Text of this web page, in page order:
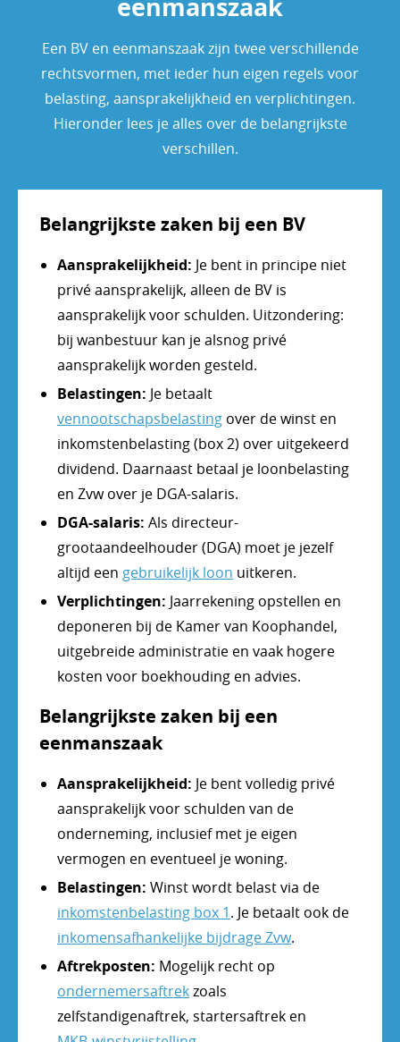
eenmanszaak
Een BV en eenmanszaak zijn twee verschillende
rechtsvormen, met ieder hun eigen regels voor
belasting, aansprakelijkheid en verplichtingen.
Hieronder lees je alles over de belangrijkste
verschillen.
Belangrijkste zaken bij een BV
Aansprakelijkheid: Je bent in principe niet
privé aansprakelijk, alleen de BV is
aansprakelijk voor schulden. Uitzondering:
bij wanbestuur kan je alsnog privé
aansprakelijk worden gesteld.
Belastingen: Je betaalt
vennootschapsbelasting over de winst en
inkomstenbelasting (box 2) over uitgekeerd
dividend. Daarnaast betaal je loonbelasting
en Zvw over je DGA-salaris.
DGA-salaris: Als directeur-
grootaandeelhouder (DGA) moet je jezelf
altijd een gebruikelijk loon uitkeren.
Verplichtingen: Jaarrekening opstellen en
deponeren bij de Kamer van Koophandel,
uitgebreide administratie en vaak hogere
kosten voor boekhouding en advies.
Belangrijkste zaken bij een
eenmanszaak
Aansprakelijkheid: Je bent volledig privé
aansprakelijk voor schulden van de
onderneming, inclusief met je eigen
vermogen en eventueel je woning.
Belastingen: Winst wordt belast via de
inkomstenbelasting box 1. Je betaalt ook de
inkomensafhankelijke bijdrage Zvw.
Aftrekposten: Mogelijk recht op
ondernemersaftrekzoals
zelfstandigenaftrek, startersaftrek en